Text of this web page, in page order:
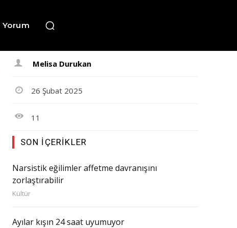
Yorum
Melisa Durukan
26 Şubat 2025
11
SON İÇERIKLER
Narsistik eğilimler affetme davranışını
zorlaştırabilir
Kültür
Ayılar kışın 24 saat uyumuyor